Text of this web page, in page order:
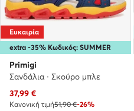
extra -35% Κωδικός: SUMMER
Ευκαιρία
Primigi
Σανδάλια · Σκούρο μπλε
Τρέχουσα τιμή
37,99 €
Κανονική τιμή51,90 €-26%